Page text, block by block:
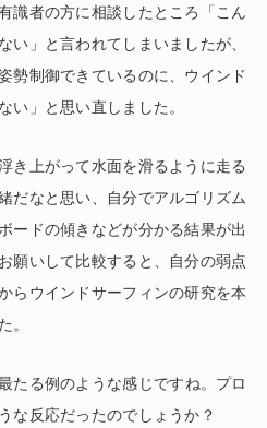
識者の方に相談したところ「こん
い」と言われてしまいましたが、
勢制御できているのに、ウインド
い」と思い直しました。
き上がって水面を滑るように走る
だなと思い、自分でアルゴリズム
ードの傾きなどが分かる結果が出
願いして比較すると、自分の弱点
らウインドサーフィンの研究を本
。
たる例のような感じですね。プロ
な反応だったのでしょうか？